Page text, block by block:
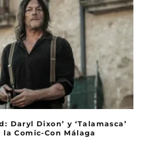
Daryl Dixon’ y ‘Talamasca’
Comic-Con Málaga